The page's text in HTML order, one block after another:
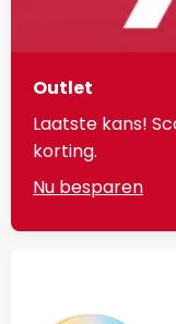
Outlet
Laatste kans!
korting.
Nu besparen